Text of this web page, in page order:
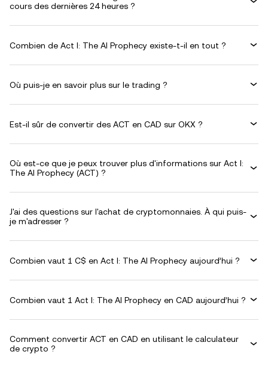
cours des dernières 24 heures ?
Combien de Act I: The AI Prophecy existe-t-il en tout ?
Où puis-je en savoir plus sur le trading ?
Est-il sûr de convertir des ACT en CAD sur OKX ?
Où est-ce que je peux trouver plus d'informations sur Act I:
The AI Prophecy (ACT) ?
J'ai des questions sur l'achat de cryptomonnaies. À qui puis-
je m'adresser ?
Combien vaut 1 C$ en Act I: The AI Prophecy aujourd’hui ?
Combien vaut 1 Act I: The AI Prophecy en CAD aujourd’hui ?
Comment convertir ACT en CAD en utilisant le calculateur
de crypto ?